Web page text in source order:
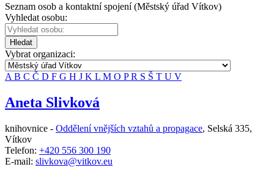
Seznam osob a kontaktní spojení (Městský úřad Vítkov)
Vyhledat osobu:
Hledat
Vybrat organizaci:
A B C Č D F G H J K L M O PR S Š T U V
Aneta Slivková
knihovnice - Oddělení vnějších vztahů a propagace, Selská 335,
Vítkov
Telefon: +420 556 300 190
E-mail: slivkova@vitkov.eu